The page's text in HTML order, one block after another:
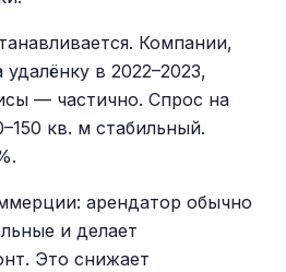
Компании,
в 2022–2023,
— частично. Спрос на
кв. м стабильный.
арендатор обычно
и делает
Это снижает